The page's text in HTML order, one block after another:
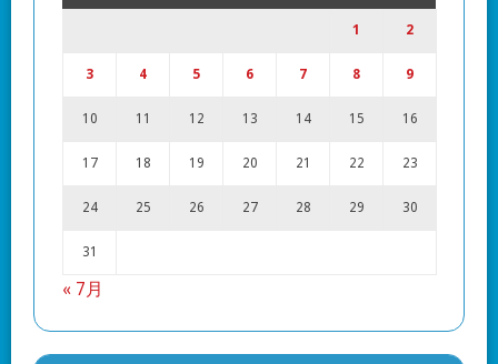
1 2
3 4 5 6 7 8 9
10 11 12 13 14 15 16
17 18 19 20 21 22 23
24 25 26 27 28 29 30
31
« 7月